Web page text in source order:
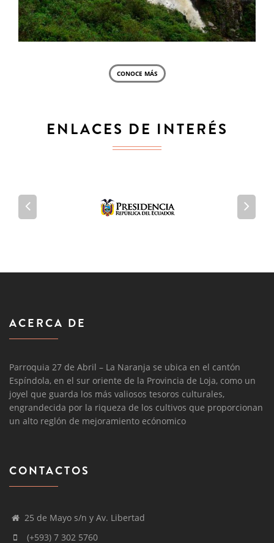
CONOCE MÁS
ENLACES DE INTERÉS
ACERCA DE
Parroquia 27 de Abril – La Naranja se ubica en el cantón
Espíndola, en el sur oriente de la Provincia de Loja, como un
joyel que guarda los más valiosos tesoros culturales,
engrandecida por la riqueza de los cultivos que proporcionan
un alto reglón de mejoramiento ecónomico
CONTACTOS
25 de Mayo s/n y Av. Libertad
(+593) 7 302 5760